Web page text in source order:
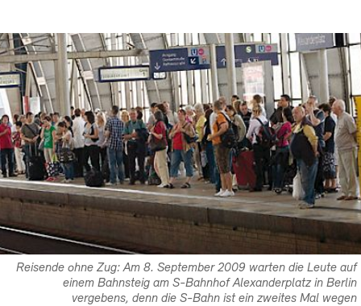
Reisende ohne Zug: Am 8. September 2009 warten die Leute auf
einem Bahnsteig am S-Bahnhof Alexanderplatz in Berlin
vergebens, denn die S-Bahn ist ein zweites Mal wegen